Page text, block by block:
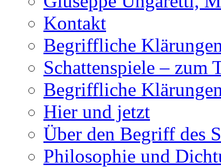
Kontakt
Begriffliche
Schattenspiele – zum
Begriffliche
Hier und jetzt
Über den Begriff des
Philosophie und